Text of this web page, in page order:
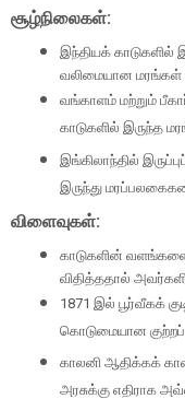
சூழ்நிலைகள்:
இந்தியக் காடுகளில்
வலிமையான மரங்கள்
வங்காளம் மற்றும்
காடுகளில் இருந்த
இங்கிலாந்தில்
இருந்து
விளைவுகள்:
காடுகளின்
விதித்ததால்
1871 இல் பூர்வீகக்
கொடுமையான குற்றப்
காலனி ஆதிக்கக்
அரசுக்கு எதிராக